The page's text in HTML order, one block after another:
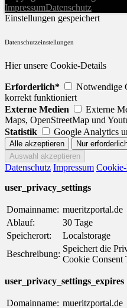
ImpressumDatenschutz
Einstellungen gespeichert
Datenschutzeinstellungen
Hier unsere Cookie-Details
Erforderlich*
Notwendige
korrekt funktioniert
Externe Medien
Externe
Maps, OpenStreetMap und
Statistik
Google Analytics
Datenschutz Impressum
user_privacy_settings
Domainname: mueritzportal.de
Ablauf:
30 Tage
Speicherort:
Localstorage
Beschreibung:
Speichert die
Cookie Consent
user_privacy_settings_expires
Domainname: mueritzportal.de